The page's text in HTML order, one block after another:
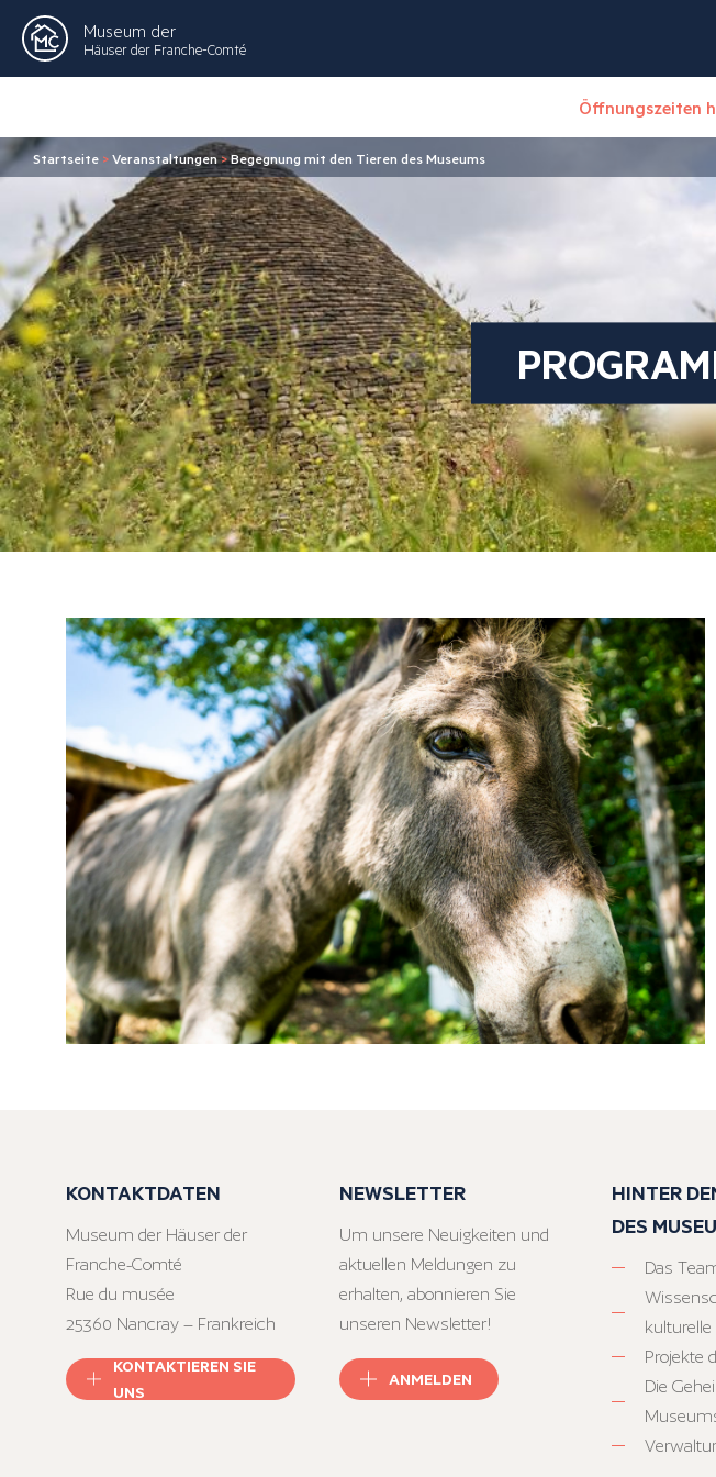
Museum der
Häuser der Franche-Comté
Öffnungszeiten
Startseite >Veranstaltungen>Begegnung mit den Tieren des Museums
KONTAKTDATEN
Museum der Häuser der
Franche-Comté
Rue du musée
25360 Nancray – Frankreich
KONTAKTIEREN SIE
UNS
NEWSLETTER
Um unsere Neuigkeiten und
aktuellen Meldungen zu
erhalten, abonnieren Sie
unseren Newsletter!
ANMELDEN
HINTER
DES
Das
kulturelle
Projekte
Die